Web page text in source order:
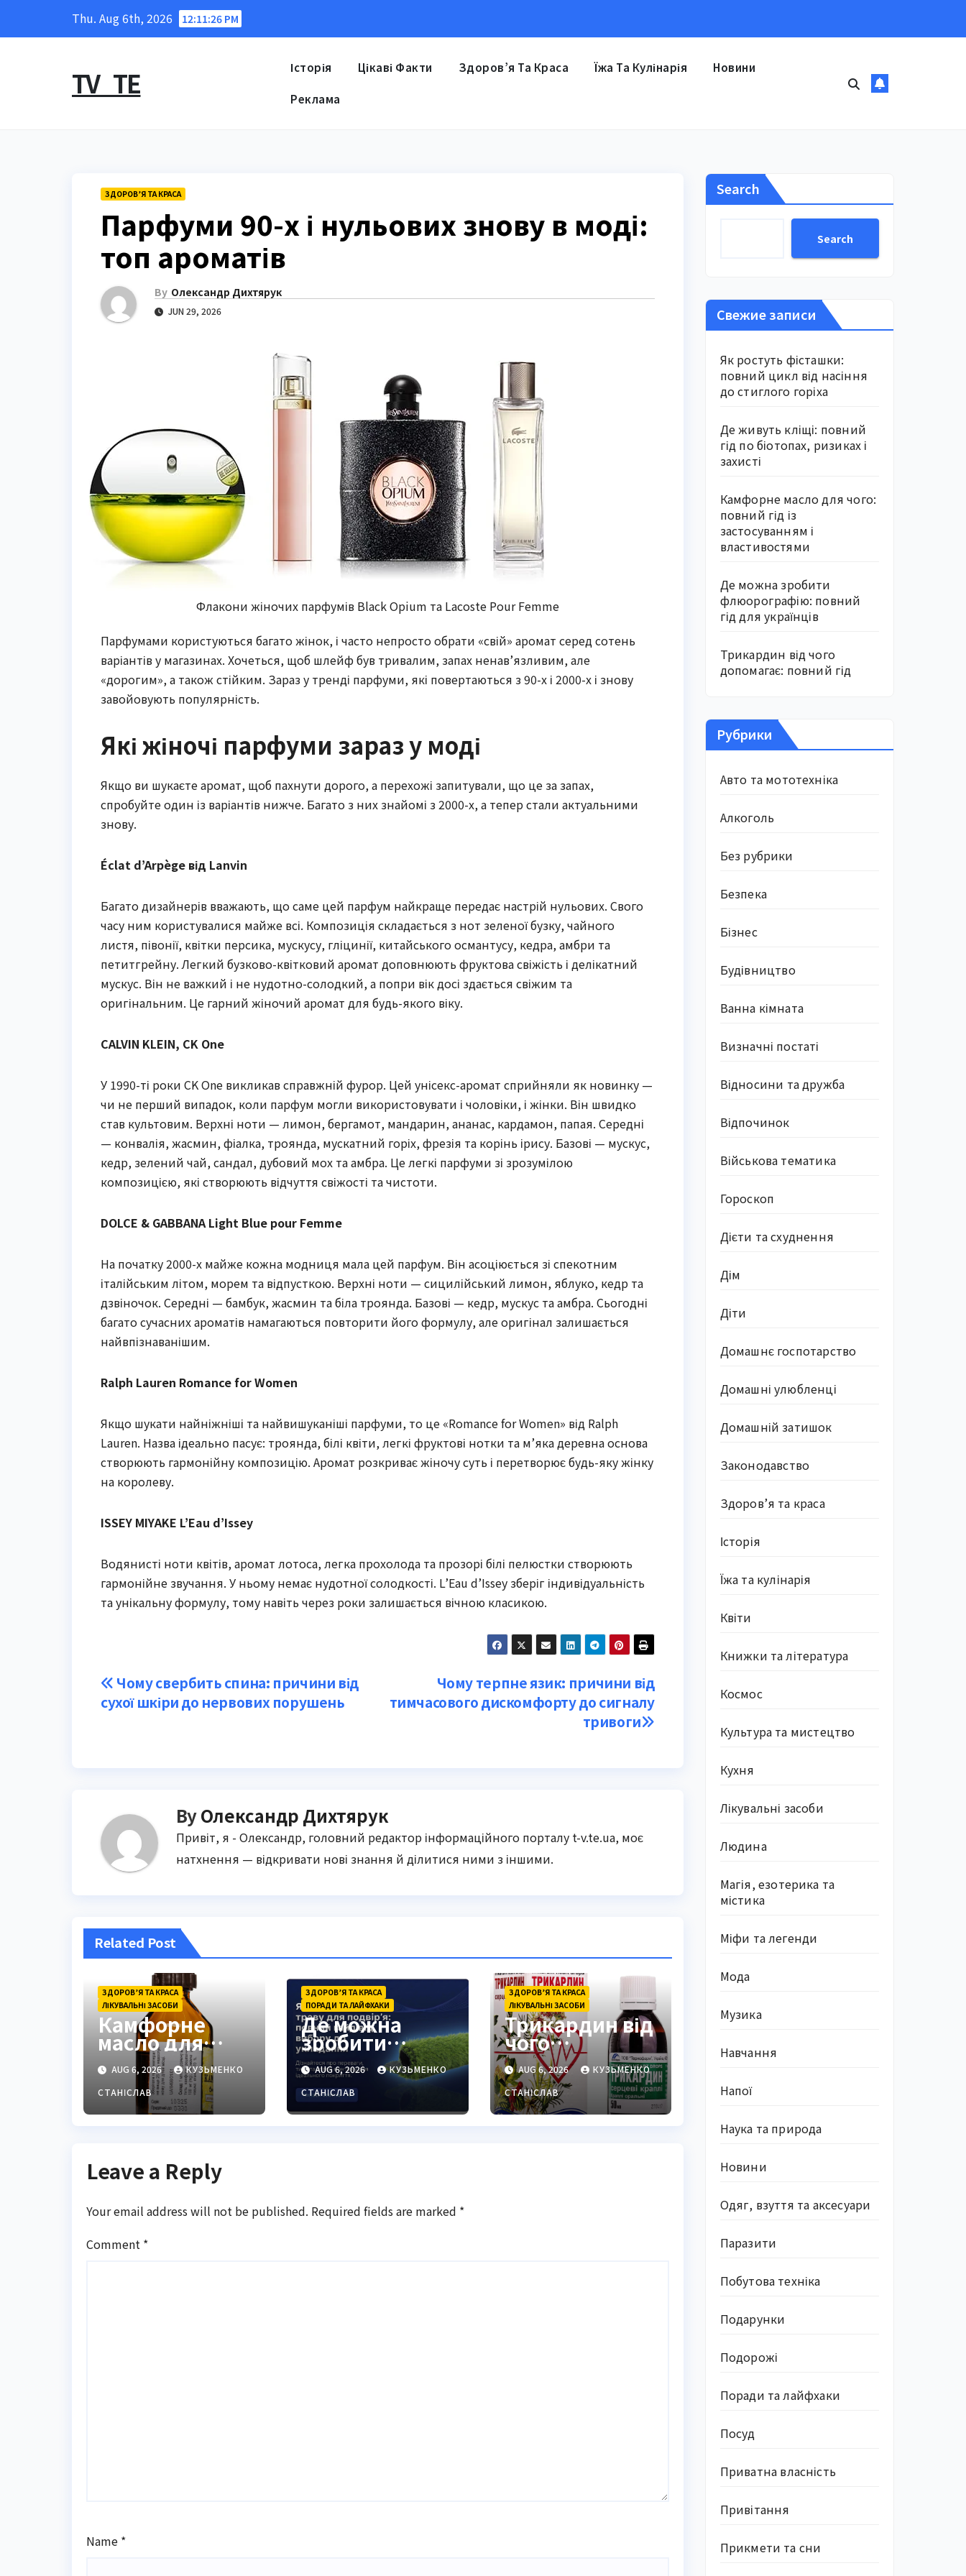
Thu. Aug 6th, 2026 12:11:27 PM
TV_TE Історія Цікаві Факти Здоров’я Та Краса Їжа Та Кулінарія Новини
Реклама
ЗДОРОВ’Я ТА КРАСА
Парфуми 90-х і нульових знову в моді:
топ ароматів
By Олександр Дихтярук
JUN 29, 2026
Флакони жіночих парфумів Black Opium та Lacoste Pour Femme
Парфумами користуються багато жінок, і часто непросто обрати «свій» аромат серед сотень
варіантів у магазинах. Хочеться, щоб шлейф був тривалим, запах ненав’язливим, але
«дорогим», а також стійким. Зараз у тренді парфуми, які повертаються з 90-х і 2000-х і знову
завойовують популярність.
Які жіночі парфуми зараз у моді
Якщо ви шукаєте аромат, щоб пахнути дорого, а перехожі запитували, що це за запах,
спробуйте один із варіантів нижче. Багато з них знайомі з 2000-х, а тепер стали актуальними
знову.
Éclat d’Arpège від Lanvin
Багато дизайнерів вважають, що саме цей парфум найкраще передає настрій нульових. Свого
часу ним користувалися майже всі. Композиція складається з нот зеленої бузку, чайного
листя, півонії, квітки персика, мускусу, гліцинії, китайського османтусу, кедра, амбри та
петитгрейну. Легкий бузково-квітковий аромат доповнюють фруктова свіжість і делікатний
мускус. Він не важкий і не нудотно-солодкий, а попри вік досі здається свіжим та
оригінальним. Це гарний жіночий аромат для будь-якого віку.
CALVIN KLEIN, CK One
У 1990-ті роки CK One викликав справжній фурор. Цей унісекс-аромат сприйняли як новинку —
чи не перший випадок, коли парфум могли використовувати і чоловіки, і жінки. Він швидко
став культовим. Верхні ноти — лимон, бергамот, мандарин, ананас, кардамон, папая. Середні
— конвалія, жасмин, фіалка, троянда, мускатний горіх, фрезія та корінь ірису. Базові — мускус,
кедр, зелений чай, сандал, дубовий мох та амбра. Це легкі парфуми зі зрозумілою
композицією, які створюють відчуття свіжості та чистоти.
DOLCE & GABBANA Light Blue pour Femme
На початку 2000-х майже кожна модниця мала цей парфум. Він асоціюється зі спекотним
італійським літом, морем та відпусткою. Верхні ноти — сицилійський лимон, яблуко, кедр та
дзвіночок. Середні — бамбук, жасмин та біла троянда. Базові — кедр, мускус та амбра. Сьогодні
багато сучасних ароматів намагаються повторити його формулу, але оригінал залишається
найвпізнаванішим.
Ralph Lauren Romance for Women
Якщо шукати найніжніші та найвишуканіші парфуми, то це «Romance for Women» від Ralph
Lauren. Назва ідеально пасує: троянда, білі квіти, легкі фруктові нотки та м’яка деревна основа
створюють гармонійну композицію. Аромат розкриває жіночу суть і перетворює будь-яку жінку
на королеву.
ISSEY MIYAKE L’Eau d’Issey
Водянисті ноти квітів, аромат лотоса, легка прохолода та прозорі білі пелюстки створюють
гармонійне звучання. У ньому немає нудотної солодкості. L’Eau d’Issey зберіг індивідуальність
та унікальну формулу, тому навіть через роки залишається вічною класикою.
Post
navigation
Чому терпне язик: причини від
тимчасового дискомфорту до сигналу
тривоги
Чому свербить спина: причини від
сухої шкіри до нервових порушень
ByОлександр Дихтярук
Привіт, я - Олександр, головний редактор інформаційного порталу t-v.te.ua, моє
натхнення — відкривати нові знання й ділитися ними з іншими.
Related Post
ЗДОРОВ’Я ТА КРАСА
ЛІКУВАЛЬНІ ЗАСОБИ
Камфорне
масло для
чого: повний
гід із
застосування
м і
AUG 6, 2026
КУЗЬМЕНКО
СТАНІСЛАВ
ЗДОРОВ’Я ТА КРАСА
ПОРАДИ ТА ЛАЙФХАКИ
Де можна
зробити
флюорографі
ю: повний гід
для українців
AUG 6, 2026
КУЗЬМЕНКО
СТАНІСЛАВ
ЗДОРОВ’Я ТА КРАСА
ЛІКУВАЛЬНІ ЗАСОБИ
Трикардин від
чого
допомагає:
повний гід
AUG 6, 2026
КУЗЬМЕНКО
СТАНІСЛАВ
Leave a Reply
Your email address will not be published. Required fields are marked *
Comment *
Name *
Search
Search
Свежие записи
Як ростуть фісташки:
повний цикл від насіння
до стиглого горіха
Де живуть кліщі: повний
гід по біотопах, ризиках і
захисті
Камфорне масло для чого:
повний гід із
застосуванням і
властивостями
Де можна зробити
флюорографію: повний
гід для українців
Трикардин від чого
допомагає: повний гід
Рубрики
Авто та мототехніка
Алкоголь
Без рубрики
Безпека
Бізнес
Будівництво
Ванна кімната
Визначні постаті
Відносини та дружба
Відпочинок
Військова тематика
Гороскоп
Дієти та схуднення
Дім
Діти
Домашнє госпотарство
Домашні улюбленці
Домашній затишок
Законодавство
Здоров’я та краса
Історія
Їжа та кулінарія
Квіти
Книжки та література
Космос
Культура та мистецтво
Кухня
Лікувальні засоби
Людина
Магія, езотерика та
містика
Міфи та легенди
Мода
Музика
Навчання
Напої
Наука та природа
Новини
Одяг, взуття та аксесуари
Паразити
Побутова техніка
Подарунки
Подорожі
Поради та лайфхаки
Посуд
Приватна власність
Привітання
Прикмети та сни